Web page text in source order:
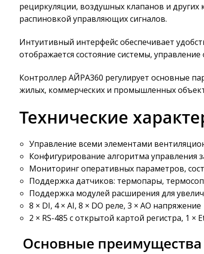
рециркуляции, воздушных клапанов и
распиновкой управляющих сигналов.
Интуитивный интерфейс обеспечивает
отображается состояние системы,
Контроллер АЙРА360 регулирует основные
жилых, коммерческих и промышленных
Технические
Управление всеми элементами
Конфигурирование алгоритма управления
Мониторинг оперативных параметров,
Поддержка датчиков: термопары,
Поддержка модулей расширения для
8 × DI, 4 × AI, 8 × DO реле, 3 × AO напряжение
2 × RS-485 с открытой картой регистра, 1 ×
Основные преимущества